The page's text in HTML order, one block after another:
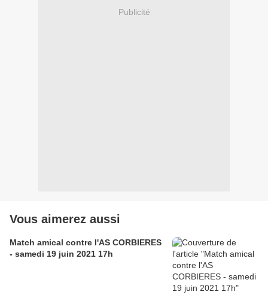
Publicité
Vous aimerez aussi
Match amical contre l'AS CORBIERES
- samedi 19 juin 2021 17h